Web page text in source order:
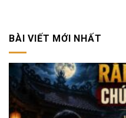
BÀI VIẾT MỚI NHẤT